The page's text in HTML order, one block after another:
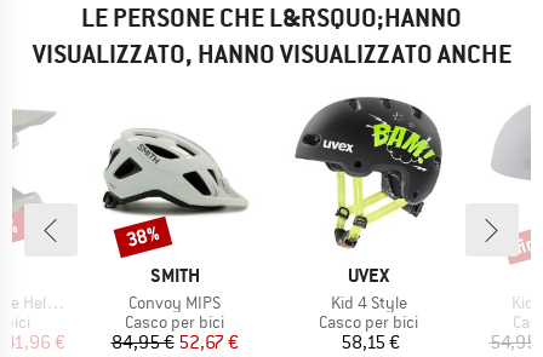
LE PERSONE CHE L&RSQUO;HANNO
VISUALIZZATO, HANNO VISUALIZZATO ANCHE
Strike
bici
ridotto
€
MARCHIO
SMITH
Articolo
Convoy MIPS
Gruppo di prodotti
Casco per bici
Prezzo
84,95 €Prezzo ridotto
52,67 €
Sconto
38%
MARCHIO
UVEX
Articolo
Kid 4 Style
Gruppo di prodotti
Casco per bici
Prezzo
58,15 € 54,95